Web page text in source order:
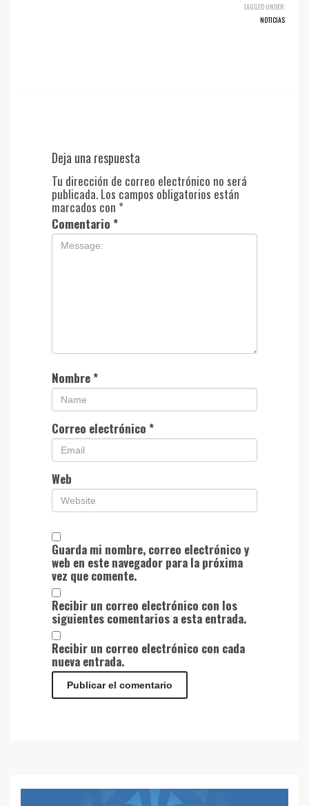
TAGGED UNDER:
NOTICIAS
Deja una respuesta
Tu dirección de correo electrónico no será
publicada. Los campos obligatorios están
marcados con *
Comentario *
Nombre*
Correo electrónico *
Web
Guarda mi nombre, correo electrónico y
web en este navegador para la próxima
vez que comente.
Recibir un correo electrónico con los
siguientes comentarios a esta entrada.
Recibir un correo electrónico con cada
nueva entrada.